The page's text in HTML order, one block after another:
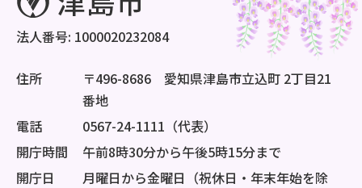
法人番号: 1000020232084
住所
〒496-8686 愛知県津島市立込町 2丁目21
番地
電話
0567-24-1111（代表）
開庁時間
午前8時30分から午後5時15分まで
開庁日
月曜日から金曜日（祝休日・年末年始を除